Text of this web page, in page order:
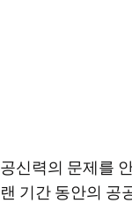
신력의 문제를
기간 동안의